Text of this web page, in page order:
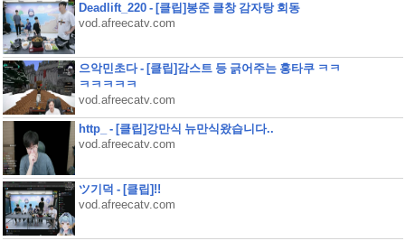
Deadlift_220 - [클립]봉준 클창 감자탕 회동
vod.afreecatv.com
으악민초다 - [클립]감스트 등 긁어주는 홍타쿠 ㅋㅋ
ㅋㅋㅋㅋㅋ
vod.afreecatv.com
http_ - [클립]강만식 뉴만식왔습니다..
vod.afreecatv.com
ツ기덕 - [클립]!!
vod.afreecatv.com